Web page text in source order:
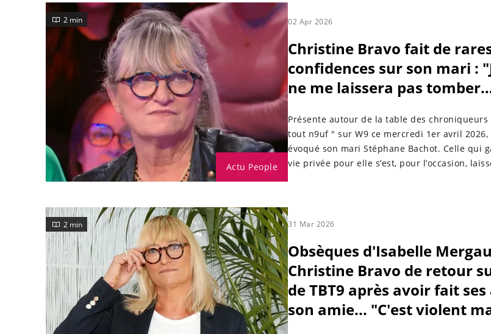
Actu People
2 min 02 Apr 2026
Christine Bravo fait de
confidences sur son mari :
ne me laissera pas
Présente autour de la table des chroniqueurs
tout n9uf " sur W9 ce mercredi 1er avril 2026,
évoqué son mari Stéphane Bachot. Celle qui
vie privée pour elle s’est, pour l’occasion,
2 min 31 Mar 2026
Obsèques d'Isabelle
Christine Bravo de retour
de TBT9 après avoir fait
son amie... "C'est violent